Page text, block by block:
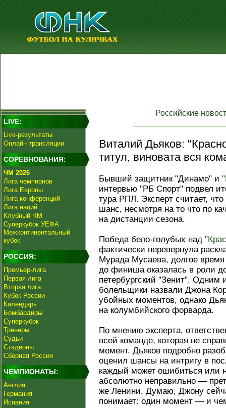
LIVE:
Live-результаты
Онлайн трансляции
СОРЕВНОВАНИЯ:
ЧМ 2026
Лига чемпионов
Лига Европы
Лига конференций
Лига наций
Клубный ЧМ
Суперкубок УЕФА
Межконтинентальный
кубок
РОССИЯ:
Премьер-лига
Первая лига
Вторая лига
Кубок России
Календарь
Бомбардиры
Суперкубок
Тренеры
Судьи
Стадионы
Сборная России
ЧЕМПИОНАТЫ:
Англия
Германия
Испания
Российские
Виталий Дьяков:
титул, виновата вся
Бывший защитник "Динамо" и
интервью "РБ Спорт" подвел
тура РПЛ. Эксперт считает,
шанс, несмотря на то что по
на дистанции сезона.
Победа бело-голубых над
фактически перевернула
Мурада Мусаева, долгое
до финиша оказалась в роли
петербургский "Зенит". Одним
болельщики назвали Джона
убойных моментов, однако
на колумбийского форварда.
По мнению эксперта,
всей команде, которая не
момент. Дьяков подробно
оценил шансы на интригу в
каждый может ошибиться или
абсолютно неправильно —
же Ленини. Думаю, Джону
понимает: один момент — и